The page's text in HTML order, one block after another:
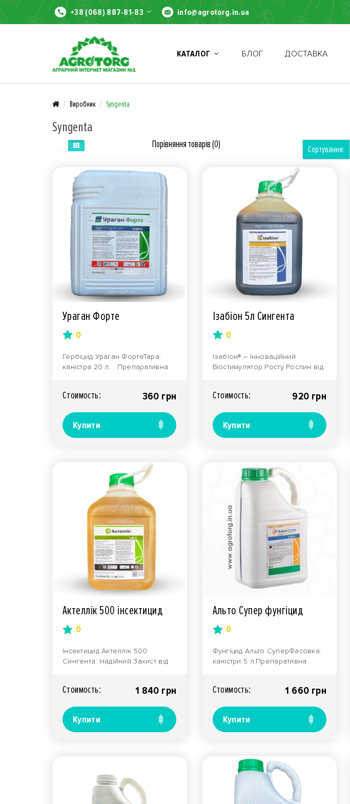
+38 (068) 887-81-83 info@agrotorg.in.ua
КАТАЛОГ БЛОГ ДОСТАВКА
Виробник Syngenta
Syngenta
Порівняння товарів (0) Сортування:
Ураган Форте
0
Гербіцид Ураган ФортеТара:
каністра 20 л. Препаративна
Стоимость: 360 грн
Купити
Ізабіон 5л Сингента
0
Ізабіон® – Інноваційний
Біостимулятор Росту Рослин від
Стоимость: 920 грн
Купити
Актеллік 500 інсектицид
0
Інсектицид Актеллік 500
Сингента: Надійний Захист від
Стоимость: 1 840 грн
Купити
Альто Супер фунгіцид
0
Фунгіцид Альто СуперФасовка:
каністри 5 л.Препаративна
Стоимость: 1 660 грн
Купити